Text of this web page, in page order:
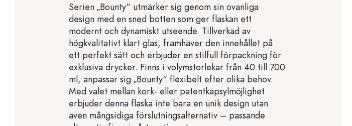
Serien „Bounty“ utmärker sig genom sin ovanliga
design med en sned botten som ger flaskan ett
modernt och dynamiskt utseende. Tillverkad av
högkvalitativt klart glas, framhäver den innehållet på
ett perfekt sätt och erbjuder en stilfull förpackning för
exklusiva drycker. Finns i volymstorlekar från 40 till 700
ml, anpassar sig „Bounty“ flexibelt efter olika behov.
Med valet mellan kork- eller patentkapsylmöjlighet
erbjuder denna flaska inte bara en unik design utan
även mångsidiga förslutningsalternativ – passande